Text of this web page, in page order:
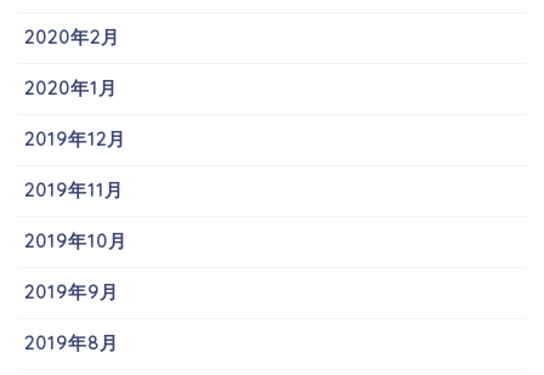
2020年2月
2020年1月
2019年12月
2019年11月
2019年10月
2019年9月
2019年8月